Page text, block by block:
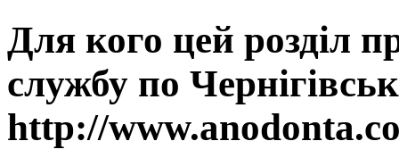
Для кого цей розділ
службу по
http://